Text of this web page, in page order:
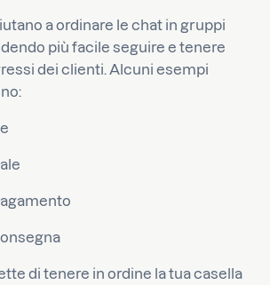
a ordinare le chat in gruppi
più facile seguire e tenere
dei clienti. Alcuni esempi
di tenere in ordine la tua casella